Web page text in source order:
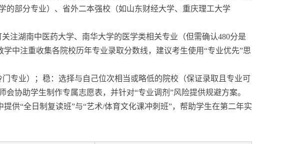
部分专业）、省外二本强校（如山东财经大学、重庆理工大学
注湖南中医药大学、南华大学的医学类相关专业（但需确认480分是
中注重收集各院校历年专业录取分数线，建议考生使用“专业优先”思
专业）；稳：选择与自己位次相当或略低的院校（保证录取且专业可
协助学生制作专属志愿表，并针对“专业调剂”风险提供规避方案。
供“全日制复读班”与“艺术/体育文化课冲刺班”，帮助学生在第二年实